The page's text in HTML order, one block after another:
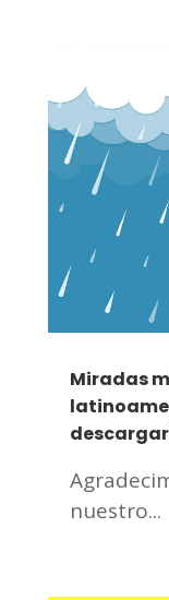
Miradas
nuestro...